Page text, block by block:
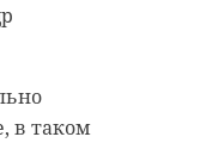
в таком